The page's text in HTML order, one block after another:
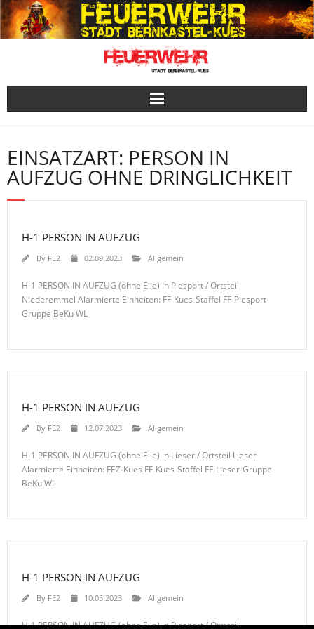
Skip
to
content
EINSATZART: PERSON IN
AUFZUG OHNE DRINGLICHKEIT
H-1 PERSON IN AUFZUG
By FE2 02.09.2023 Allgemein
H-1 PERSON IN AUFZUG (ohne Eile) in Piesport / Ortsteil
Niederemmel Alarmierte Einheiten: FF-Kues-Staffel FF-Piesport-
Gruppe BeKu WL
H-1 PERSON IN AUFZUG
By FE2 12.07.2023 Allgemein
H-1 PERSON IN AUFZUG (ohne Eile) in Lieser / Ortsteil Lieser
Alarmierte Einheiten: FEZ-Kues FF-Kues-Staffel FF-Lieser-Gruppe
BeKu WL
H-1 PERSON IN AUFZUG
By FE2 10.05.2023 Allgemein
H-1 PERSON IN AUFZUG (ohne Eile) in Piesport / Ortsteil